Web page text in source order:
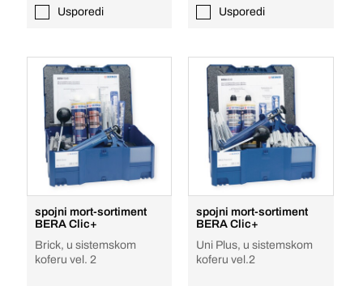
Usporedi Usporedi
spojni mort-sortiment
BERA Clic+
Brick, u sistemskom
koferu vel. 2
spojni mort-sortiment
BERA Clic+
Uni Plus, u sistemskom
koferu vel.2